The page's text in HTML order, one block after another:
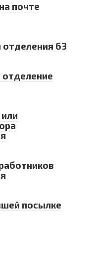
почте
отделения 63
посылке